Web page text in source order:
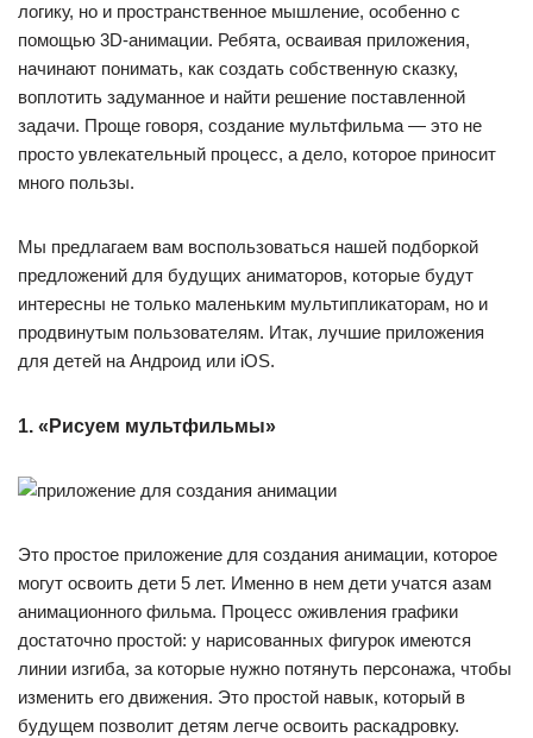
логику, но и пространственное мышление, особенно с
помощью 3D-анимации. Ребята, осваивая приложения,
начинают понимать, как создать собственную сказку,
воплотить задуманное и найти решение поставленной
задачи. Проще говоря, создание мультфильма — это не
просто увлекательный процесс, а дело, которое приносит
много пользы.
Мы предлагаем вам воспользоваться нашей подборкой
предложений для будущих аниматоров, которые будут
интересны не только маленьким мультипликаторам, но и
продвинутым пользователям. Итак, лучшие приложения
для детей на Андроид или iOS.
1. «Рисуем мультфильмы»
Это простое приложение для создания анимации, которое
могут освоить дети 5 лет. Именно в нем дети учатся азам
анимационного фильма. Процесс оживления графики
достаточно простой: у нарисованных фигурок имеются
линии изгиба, за которые нужно потянуть персонажа, чтобы
изменить его движения. Это простой навык, который в
будущем позволит детям легче освоить раскадровку.